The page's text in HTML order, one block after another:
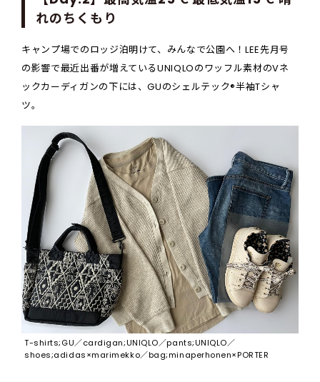
れのちくもり
キャンプ場でのロッジ泊明けて、みんなで公園へ！LEE先月号
の影響で最近出番が増えているUNIQLOのワッフル素材のVネ
ックカーディガンの下には、GUのシェルテック®半袖Tシャ
ツ。
T-shirts;GU／cardigan;UNIQLO／pants;UNIQLO／
shoes;adidas×marimekko／bag;minaperhonen×PORTER